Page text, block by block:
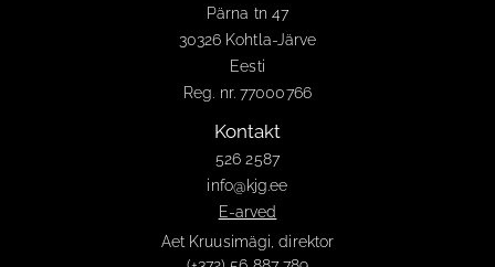
Pärna tn 47
30326 Kohtla-Järve
Eesti
Reg. nr. 77000766
Kontakt
526 2587
info@kjg.ee
E-arved
Aet Kruusimägi, direktor